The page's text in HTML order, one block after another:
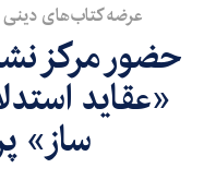
عرضه کتاب‌های دینی
«عقاید
ساز»